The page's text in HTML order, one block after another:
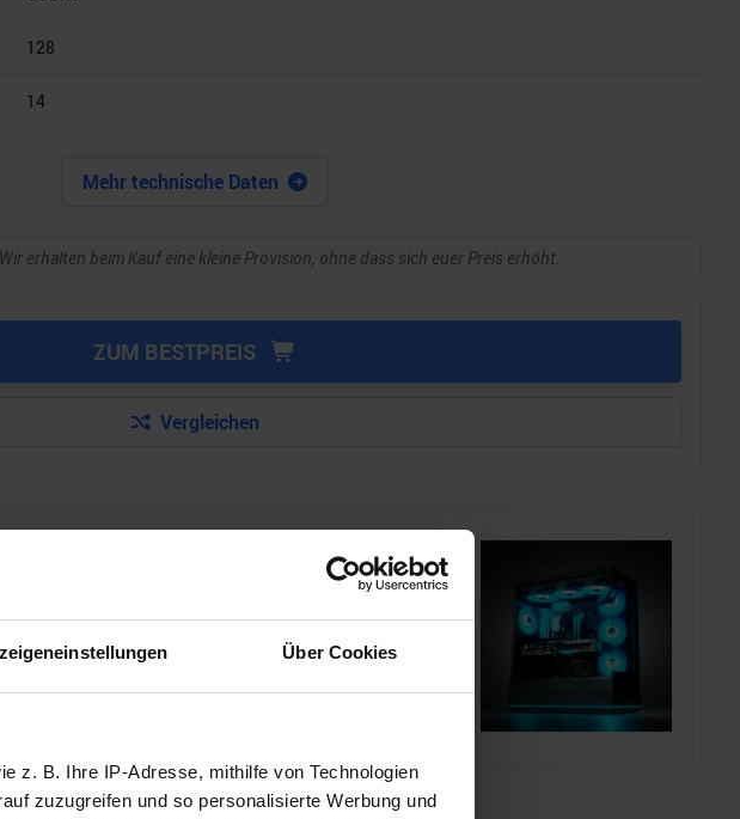
Über Cookies
z. B. Ihre IP-Adresse, mithilfe von Technologien
zuzugreifen und so personalisierte Werbung und
128
14
Mehr technische Daten
erhalten beim Kauf eine kleine Provision, ohne dass sich euer Preis erhöht.
ZUM BESTPREIS
Vergleichen
die Spiele-Benchmarks und den